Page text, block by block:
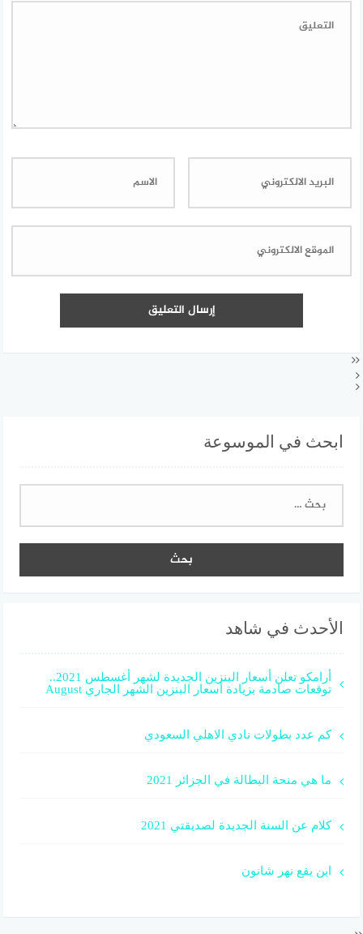
ابحث في الموسوعة
البحث
الأحدث في شاهد
توقعات صادمة بزيادة أسعار البنزين الشهر الجاري August
كم عدد بطولات نادي الاهلي السعودي
ما هي منحة البطالة في الجزائر 2021
كلام عن السنة الجديدة لصديقتي 2021
اين يقع نهر شانون